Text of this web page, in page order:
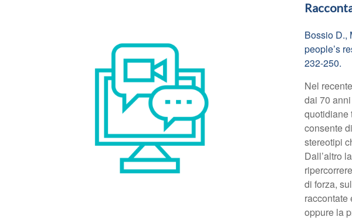
Bossio D.,
people’s
232-250.
Nel
dai 70
quotidiane
consente
stereotipi
Dall’altro
di forza,
raccontate
oppure la